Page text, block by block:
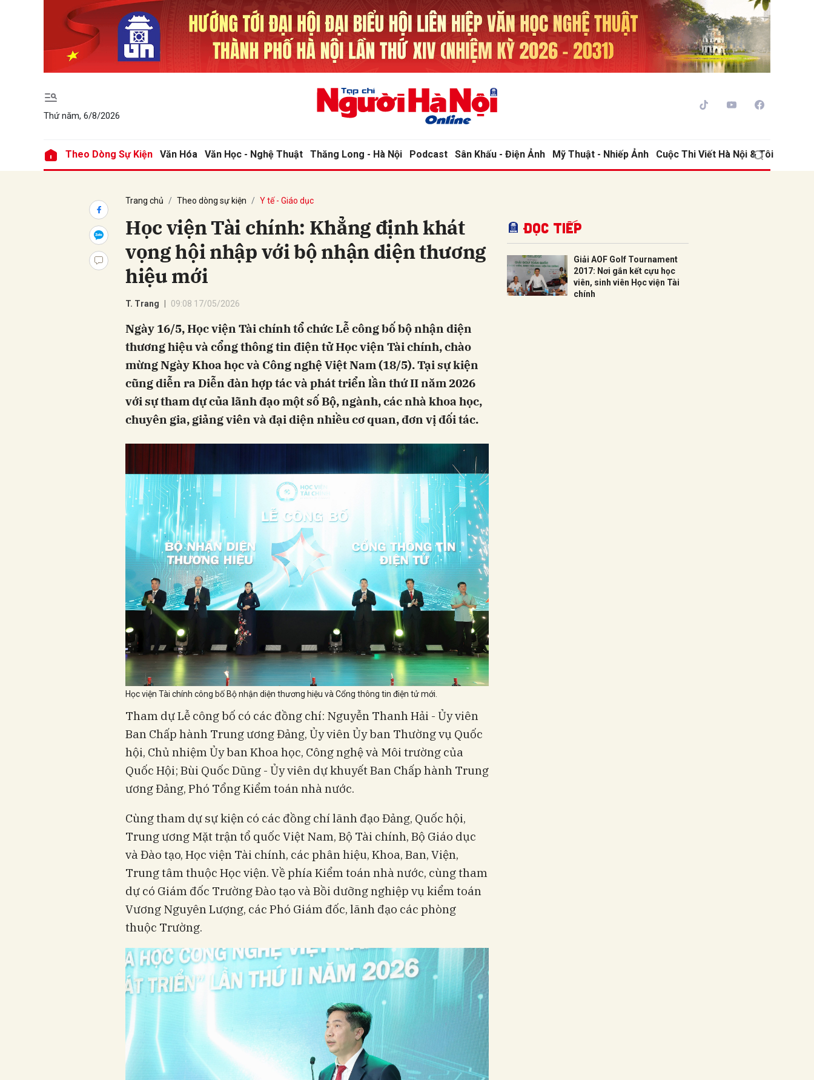
Thứ năm, 6/8/2026
Theo Dòng Sự Kiện Văn Hóa Văn Học - Nghệ Thuật Thăng Long - Hà Nội Podcast Sân Khấu - Điện Ảnh Mỹ Thuật - Nhiếp Ảnh Cuộc Thi Viết Hà Nội & Tôi
Trang chủ Theo dòng sự kiện Y tế - Giáo dục
Học viện Tài chính: Khẳng định khát
vọng hội nhập với bộ nhận diện thương
hiệu mới
T. Trang 09:08 17/05/2026
Ngày 16/5, Học viện Tài chính tổ chức Lễ công bố bộ nhận diện
thương hiệu và cổng thông tin điện tử Học viện Tài chính, chào
mừng Ngày Khoa học và Công nghệ Việt Nam (18/5). Tại sự kiện
cũng diễn ra Diễn đàn hợp tác và phát triển lần thứ II năm 2026
với sự tham dự của lãnh đạo một số Bộ, ngành, các nhà khoa học,
chuyên gia, giảng viên và đại diện nhiều cơ quan, đơn vị đối tác.
Học viện Tài chính công bố Bộ nhận diện thương hiệu và Cổng thông tin điện tử mới.
Tham dự Lễ công bố có các đồng chí: Nguyễn Thanh Hải - Ủy viên
Ban Chấp hành Trung ương Đảng, Ủy viên Ủy ban Thường vụ Quốc
hội, Chủ nhiệm Ủy ban Khoa học, Công nghệ và Môi trường của
Quốc Hội; Bùi Quốc Dũng - Ủy viên dự khuyết Ban Chấp hành Trung
ương Đảng, Phó Tổng Kiểm toán nhà nước.
Cùng tham dự sự kiện có các đồng chí lãnh đạo Đảng, Quốc hội,
Trung ương Mặt trận tổ quốc Việt Nam, Bộ Tài chính, Bộ Giáo dục
và Đào tạo, Học viện Tài chính, các phân hiệu, Khoa, Ban, Viện,
Trung tâm thuộc Học viện. Về phía Kiểm toán nhà nước, cùng tham
dự có Giám đốc Trường Đào tạo và Bồi dưỡng nghiệp vụ kiểm toán
Vương Nguyên Lượng, các Phó Giám đốc, lãnh đạo các phòng
thuộc Trường.
Đọc tiếp
Giải AOF Golf Tournament
2017: Nơi gắn kết cựu học
viên, sinh viên Học viện Tài
chính
Gửi bình luận